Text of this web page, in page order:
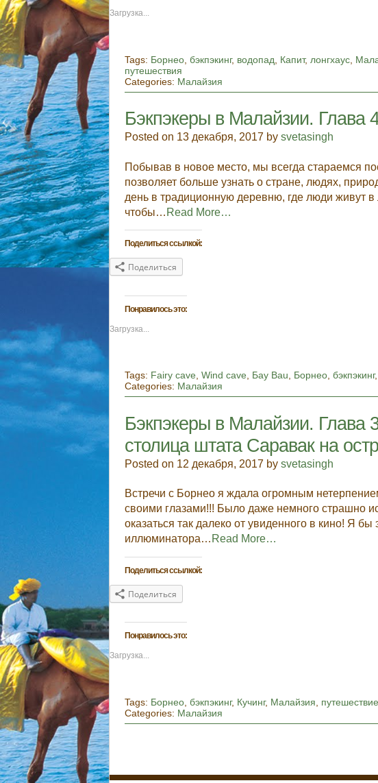
Загрузка...
Tags: Борнео ,бэкпэкинг, водопад Капит, лонгхаус
путешествия
Categories: Малайзия
Бэкпэкеры в Малайзии. Глава
Posted on 13 декабря, 2017 bysvetasingh
Побывав в новое место, мы всегда стараемся
позволяет больше узнать о стране, людях,
день в традиционную деревню, где люди живут в
чтобы… Read More…
Поделиться ссылкой:
Поделиться
Понравилось это:
Загрузка...
Tags: Fairy cave,Wind cave, Бау Bau, Борнео,бэкпэкинг,
Categories: Малайзия
Бэкпэкеры в Малайзии. Глава
столица штата Саравак на
Posted on 12 декабря, 2017 bysvetasingh
Встречи с Борнео я ждала огромным
своими глазами!!! Было даже немного страшно
оказаться так далеко от увиденного в кино! Я
иллюминатора… Read More…
Поделиться ссылкой:
Поделиться
Понравилось это:
Загрузка...
Tags: Борнео ,бэкпэкинг, Кучинг, Малайзия
путешествие
Categories: Малайзия